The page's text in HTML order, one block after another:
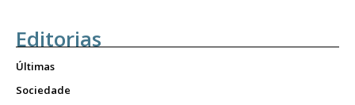
Editorias
Últimas
Sociedade